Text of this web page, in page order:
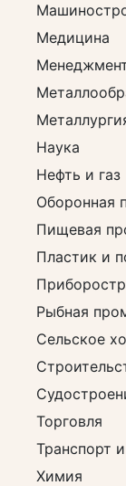
Медицина
Наука
Нефть и газ
Оборонная
Пищевая
Пластик и
Рыбная
Сельское
Торговля
Транспорт
Химия